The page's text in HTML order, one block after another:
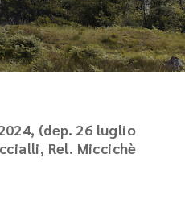
(dep. 26 luglio
Rel. Miccichè